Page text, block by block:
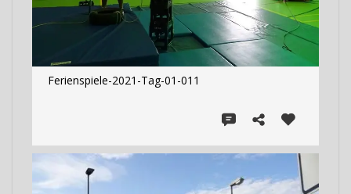
Ferienspiele-2021-Tag-01-011